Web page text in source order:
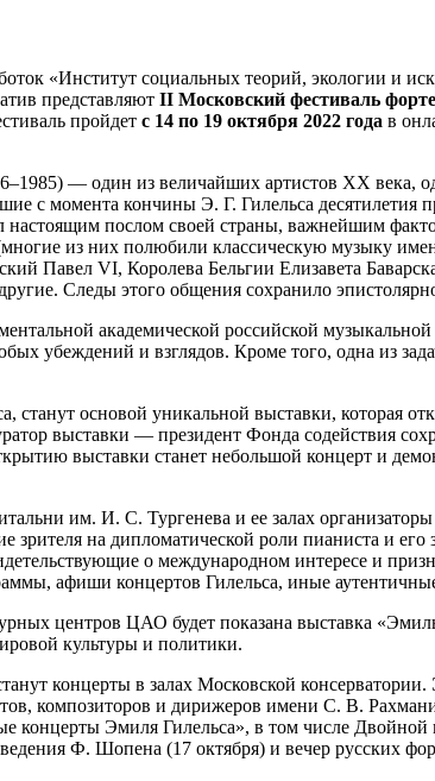
«Институт социальных теорий, экологии и
представляют II Московский фестиваль
пройдет с 14 по 19 октября 2022 года в
— один из величайших артистов XX века,
с момента кончины Э. Г. Гилельса
послом своей страны, важнейшим
из них полюбили классическую музыку
Павел VI, Королева Бельгии Елизавета
Следы этого общения сохранило
академической российской
убеждений и взглядов. Кроме того, одна из
основой уникальной выставки, которая
выставки — президент Фонда содействия
выставки станет небольшой концерт и
им. И. С. Тургенева и ее залах
на дипломатической роли пианиста и
о международном интересе и
афиши концертов Гилельса, иные
центров ЦАО будет показана выставка
культуры и политики.
концерты в залах Московской консерватории.
композиторов и дирижеров имени С. В.
Эмиля Гилельса», в том числе
Ф. Шопена (17 октября) и вечер русских